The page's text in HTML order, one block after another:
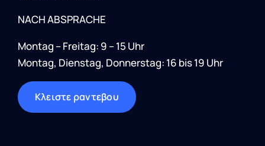
NACH ABSPRACHE
Montag – Freitag: 9 – 15 Uhr
Montag, Dienstag, Donnerstag: 16 bis 19 Uhr
Kλειστε ραντεβου